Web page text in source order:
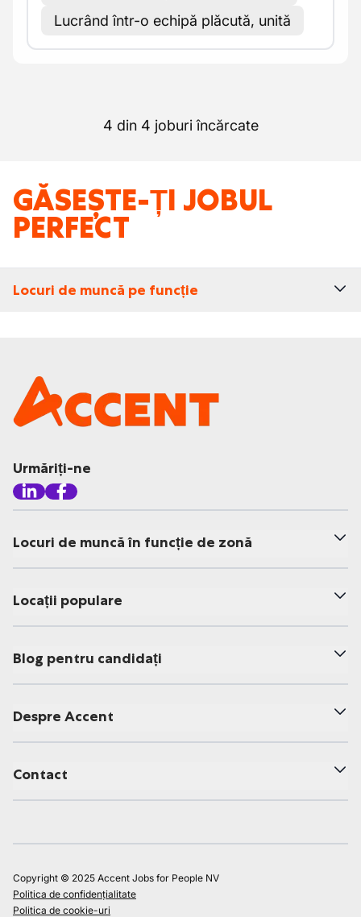
Lucrând într-o echipă plăcută, unită
4 din 4 joburi încărcate
GĂSEȘTE-ȚI JOBUL
PERFECT
Locuri de muncă pe funcție
Urmăriți-ne
Locuri de muncă în funcție de zonă
Locații populare
Blog pentru candidați
Despre Accent
Contact
Copyright © 2025 Accent Jobs for People NV
Politica de confidențialitate
Politica de cookie-uri